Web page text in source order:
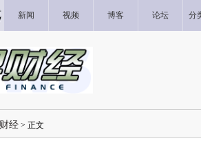
新闻 视频 博客 论坛 分
经 > 正文